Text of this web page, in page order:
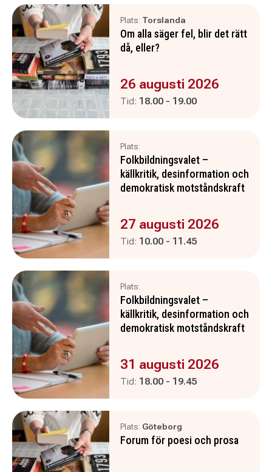
Plats: Torslanda
Om alla säger fel, blir det rätt
då, eller?
Evenemanget är :
26 augusti 2026
Tid: Pågår mellan
18.00 - och
19.00
Plats:
Folkbildningsvalet –
källkritik, desinformation och
demokratisk motståndskraft
Evenemanget är :
27 augusti 2026
Tid: Pågår mellan
10.00 - och
11.45
Plats:
Folkbildningsvalet –
källkritik, desinformation och
demokratisk motståndskraft
Evenemanget är :
31 augusti 2026
Tid: Pågår mellan
18.00 - och
19.45
Plats: Göteborg
Forum för poesi och prosa